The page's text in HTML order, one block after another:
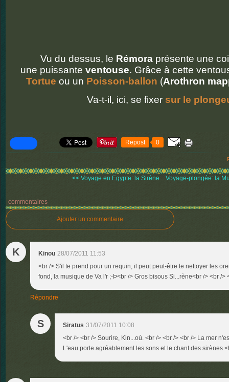
Vu du dessus, le Rémoraprésente une
une puissante ventouse. Grâce à cette
Tortue ou un Poisson-ballon (Arothron
Va-t-il, ici, se fixer sur le
Repost 0
<< Voyage en Egypte: la Sirène... Voyage-plongée: la
commentaires
Ajouter un commentaire
K Kinou 28/07/2011 11:53
<br /> S'il te prend pour un requin, il peut peut-être te nettoyer les
fond, la musique de Va l'r ;-Þ<br /> Gros bisous Si...rène<br /> <br />
Répondre
S Siratus 31/07/2011 10:08
<br /> <br /> Sourire, Kin...où. <br /> <br /> <br /> La mer
L'eau porte agréablement les sons et le chant des